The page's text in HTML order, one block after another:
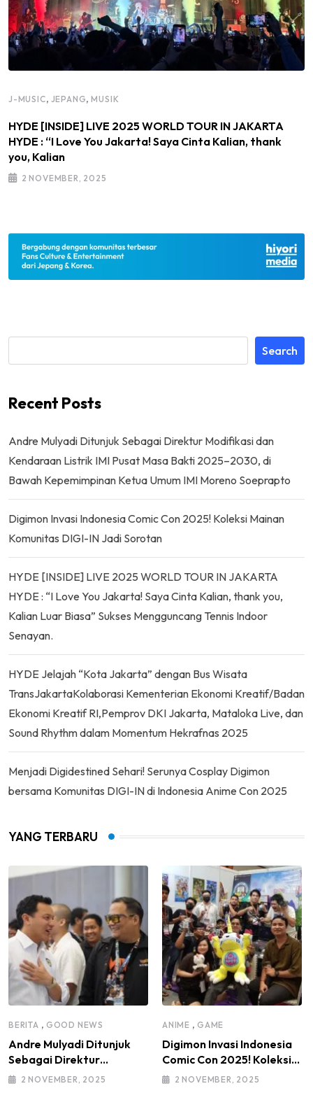
J-MUSIC, JEPANG,MUSIK
HYDE [INSIDE] LIVE 2025 WORLD TOUR IN JAKARTA
HYDE : “I Love You Jakarta! Saya Cinta Kalian, thank
you, Kalian
2 NOVEMBER, 2025
Search
Recent Posts
Andre Mulyadi Ditunjuk Sebagai Direktur Modifikasi dan
Kendaraan Listrik IMI Pusat Masa Bakti 2025–2030, di
Bawah Kepemimpinan Ketua Umum IMI Moreno Soeprapto
Digimon Invasi Indonesia Comic Con 2025! Koleksi Mainan
Komunitas DIGI-IN Jadi Sorotan
HYDE [INSIDE] LIVE 2025 WORLD TOUR IN JAKARTA
HYDE : “I Love You Jakarta! Saya Cinta Kalian, thank you,
Kalian Luar Biasa” Sukses Mengguncang Tennis Indoor
Senayan.
HYDE Jelajah “Kota Jakarta” dengan Bus Wisata
TransJakartaKolaborasi Kementerian Ekonomi Kreatif/Badan
Ekonomi Kreatif RI,Pemprov DKI Jakarta, Mataloka Live, dan
Sound Rhythm dalam Momentum Hekrafnas 2025
Menjadi Digidestined Sehari! Serunya Cosplay Digimon
bersama Komunitas DIGI-IN di Indonesia Anime Con 2025
YANG TERBARU
BERITA , GOOD NEWS
Andre Mulyadi Ditunjuk
Sebagai Direktur
Modifikasi dan Kendaraan
2 NOVEMBER, 2025
ANIME , GAME
Digimon Invasi Indonesia
Comic Con 2025! Koleksi
Mainan Komunitas DIGI-IN
2 NOVEMBER, 2025